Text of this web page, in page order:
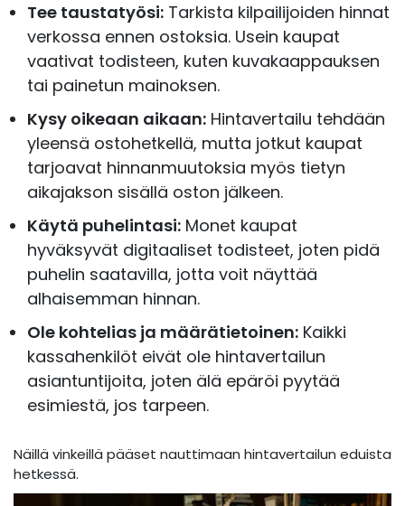
Tee taustatyösi: Tarkista kilpailijoiden hinnat
verkossa ennen ostoksia. Usein kaupat
vaativat todisteen, kuten kuvakaappauksen
tai painetun mainoksen.
Kysy oikeaan aikaan: Hintavertailu tehdään
yleensä ostohetkellä, mutta jotkut kaupat
tarjoavat hinnanmuutoksia myös tietyn
aikajakson sisällä oston jälkeen.
Käytä puhelintasi: Monet kaupat
hyväksyvät digitaaliset todisteet, joten pidä
puhelin saatavilla, jotta voit näyttää
alhaisemman hinnan.
Ole kohtelias ja määrätietoinen: Kaikki
kassahenkilöt eivät ole hintavertailun
asiantuntijoita, joten älä epäröi pyytää
esimiestä, jos tarpeen.
Näillä vinkeillä pääset nauttimaan hintavertailun eduista
hetkessä.